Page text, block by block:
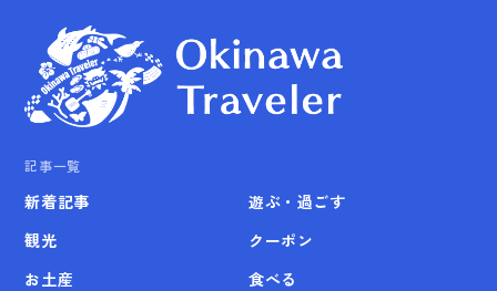
記事一覧
新着記事
観光
お土産
遊ぶ・過ごす
クーポン
食べる